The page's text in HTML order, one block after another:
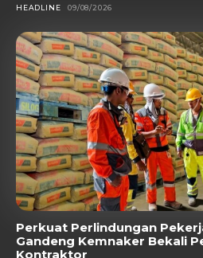
HEADLINE 09/08/2026
Perkuat Perlindungan
Gandeng Kemnaker Bekali
Kontraktor